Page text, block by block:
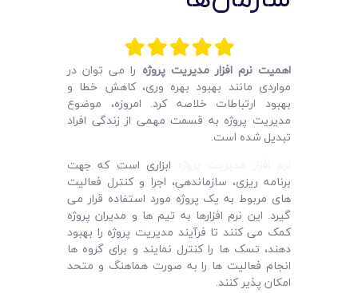
اهمیت نرم افزار مدیریت پروژه را می توان در
مواردی مانند بهبود بهره وری، کاهش خطا و
بهبود ارتباطات خلاصه کرد. امروزه، موضوع
مدیریت پروژه به قسمت مهمی از زندگی افراد
تبدیل شده است.
ابزاری است که جهت
برنامه ‌ریزی، سازماندهی، اجرا و کنترل فعالیت‌
های مربوط به یک پروژه مورد استفاده قرار می
گیرد. این نرم ‌افزارها به تیم ‌ها و مدیران پروژه
کمک می ‌کنند تا فرآیند مدیریت پروژه را بهبود
دهند، تسک ‌ها را کنترل نمایند و برای گروه ها
انجام فعالیت ها را به صورت هماهنگ و متحد
امکان پذیر کنند.